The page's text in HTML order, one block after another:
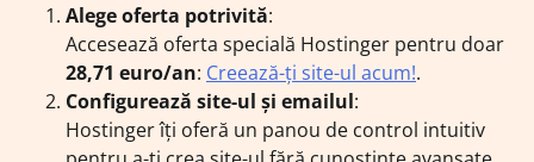
Alege oferta potrivită:
Accesează oferta specială Hostinger pentru doar
28,71 euro/an: Creează-ți site-ul acum!.
Configurează site-ul și emailul:
Hostinger îți oferă un panou de control intuitiv